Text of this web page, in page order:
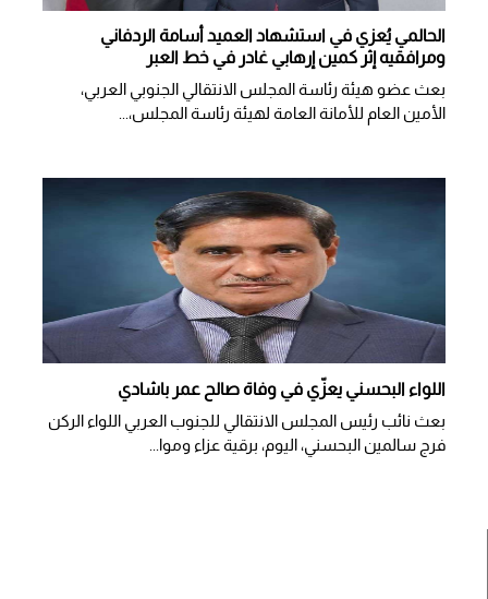
الحالمي يُعزي في استشهاد العميد أسامة الردفاني
ومرافقيه إثر كمين إرهابي غادر في خط العبر
بعث عضو هيئة رئاسة المجلس الانتقالي الجنوبي العربي،
الأمين العام للأمانة العامة لهيئة رئاسة المجلس،...
اللواء البحسني يعزّي في وفاة صالح عمر باشادي
بعث نائب رئيس المجلس الانتقالي للجنوب العربي اللواء الركن
فرج سالمين البحسني، اليوم، برقية عزاء وموا...